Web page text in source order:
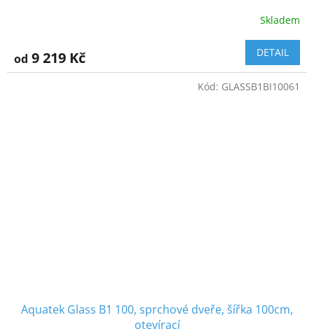
Skladem
od 9 219 Kč DETAIL
Aquatek Glass B1 100, sprchové dveře, šířka 100cm,
otevírací
Kód: GLASSB1BI10061